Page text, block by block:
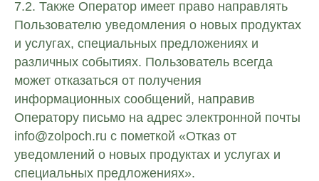
7.2. Также Оператор имеет право направлять
Пользователю уведомления о новых продуктах
и услугах, специальных предложениях и
различных событиях. Пользователь всегда
может отказаться от получения
информационных сообщений, направив
Оператору письмо на адрес электронной почты
info@zolpoch.ru с пометкой «Отказ от
уведомлений о новых продуктах и услугах и
специальных предложениях».